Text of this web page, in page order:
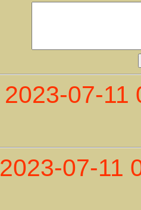
2023-07-11
2023-07-11